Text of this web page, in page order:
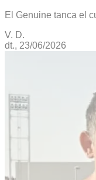
El Genuine tanca el
V. D.
dt., 23/06/2026